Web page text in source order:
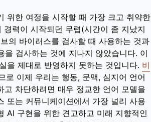
위한 여정을 시작할 때 가장 크고 취약한
력이 시작되던 무렵(시간이 좀 지났지
의 바이러스를 검사할 때 사용하는 것과
검사하는 것에 지나지 않았습니다. 이
을 제대로 반영하지 못하는 것입니다. 비
로 이제 우리는 행동, 문맥, 심지어 언어
차단하려면 매우 정교한 언어 모델을
또는 커뮤니케이션에서 가장 널리 사용
AI 구현을 위한 견고하고 미래 지향적인